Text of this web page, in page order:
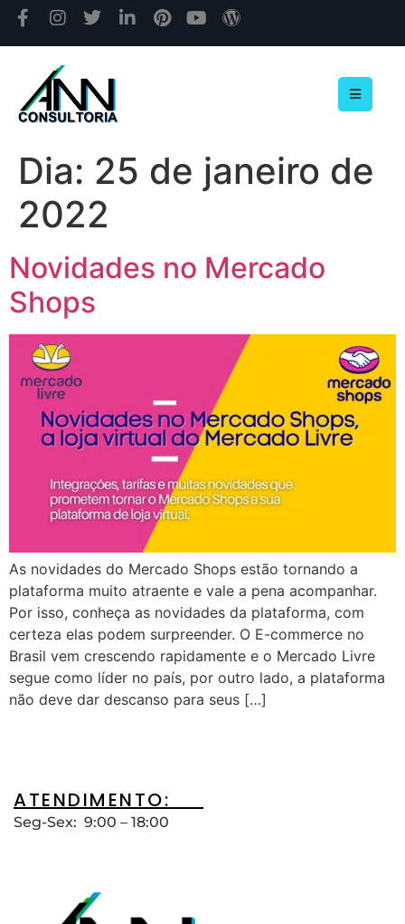
Dia: 25 de janeiro de
2022
Novidades no Mercado
Shops
As novidades do Mercado Shops estão tornando a
plataforma muito atraente e vale a pena acompanhar.
Por isso, conheça as novidades da plataforma, com
certeza elas podem surpreender. O E-commerce no
Brasil vem crescendo rapidamente e o Mercado Livre
segue como líder no país, por outro lado, a plataforma
não deve dar descanso para seus […]
ATENDIMENTO:__
Seg-Sex: 9:00 – 18:00